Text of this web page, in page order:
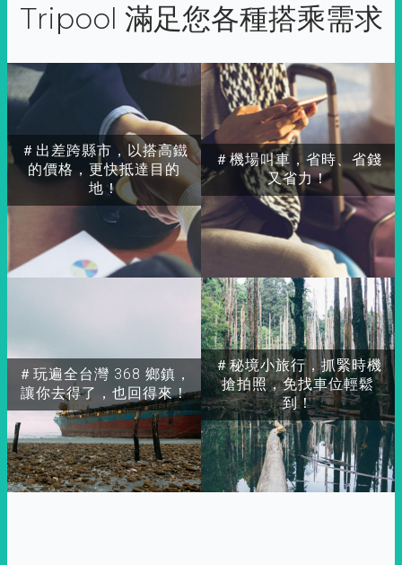
Tripool 滿足您各種搭乘需求
＃出差跨縣市，以搭高鐵
的價格，更快抵達目的
地！
＃玩遍全台灣 368 鄉鎮，
讓你去得了，也回得來！
＃秘境小旅行，抓緊時機
搶拍照，免找車位輕鬆
到！
＃機場叫車，省時、省錢
又省力！